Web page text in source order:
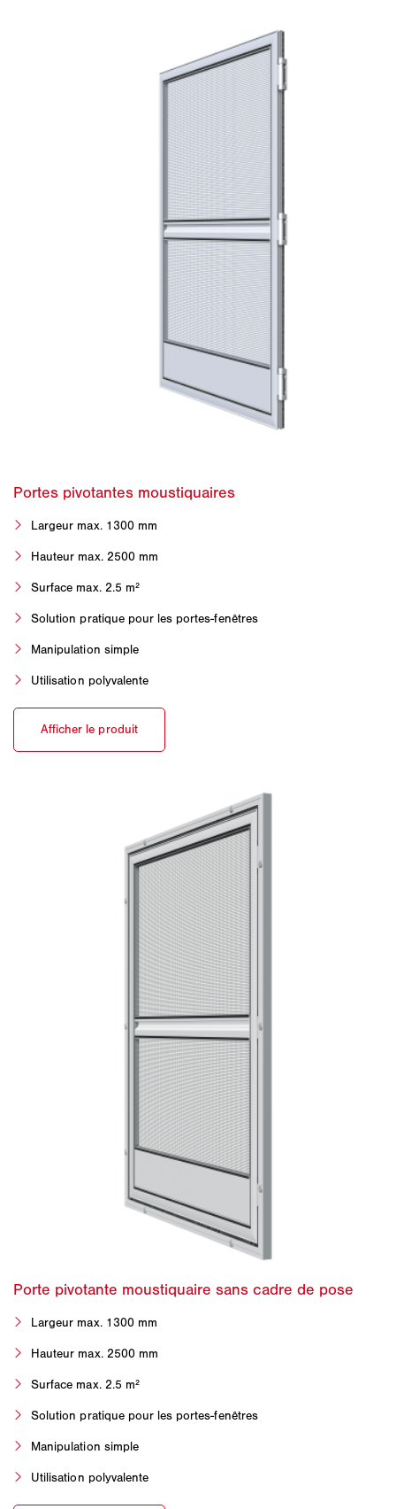
Largeur max. 1300 mm
Hauteur max. 2500 mm
Surface max. 2.5 m²
Solution pratique pour les portes-fenêtres
Manipulation simple
Utilisation polyvalente
Largeur max. 1300 mm
Hauteur max. 2500 mm
Surface max. 2.5 m²
Solution pratique pour les portes-fenêtres
Manipulation simple
Utilisation polyvalente